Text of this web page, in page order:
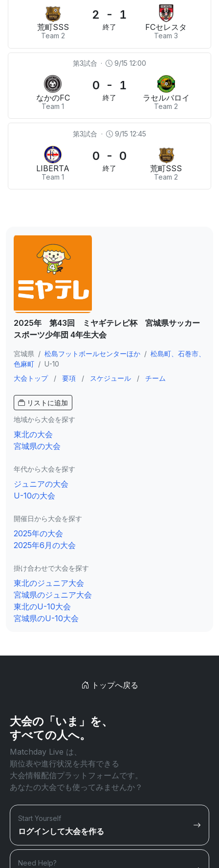
荒町SSS
Team 2
2 - 1
終了 FCセレスタ
Team 3
第3試合 · 9/15 12:00
なかのFC
Team 1
0 - 1
終了 ラセルバロイ
Team 2
第3試合 · 9/15 12:45
LIBERTA
Team 1
0 - 0
終了 荒町SSS
Team 2
2025年 第43回 ミヤギテレビ杯 宮城県サッカー
スポーツ少年団 4年生大会
宮城県 / 松島フットボールセンターほか / 松島町、石巻市、
色麻町 / U-10
大会トップ
/ 要項 / スケジュール / チーム
リストに追加
地域から大会を探す
東北の大会
宮城県の大会
年代から大会を探す
ジュニアの大会
U-10の大会
開催日から大会を探す
2025年の大会
2025年6月の大会
掛け合わせで大会を探す
東北のジュニア大会
宮城県のジュニア大会
東北のU-10大会
宮城県のU-10大会
トップへ戻る
大会の「いま」を、
すべての人へ。
Matchday Live は、
順位表や進行状況を共有できる
大会情報配信プラットフォームです。
あなたの大会でも使ってみませんか？
Start Yourself
ログインして大会を作る
Need Help?